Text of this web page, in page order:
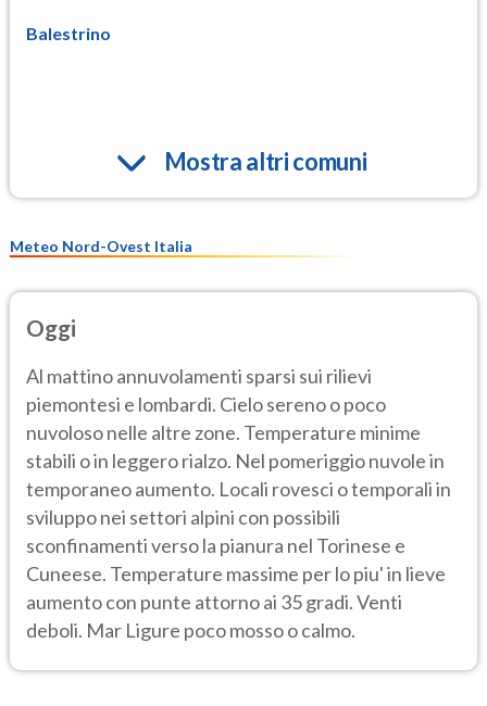
Balestrino
Mostra altri comuni
Meteo Nord-Ovest Italia
Oggi
Al mattino annuvolamenti sparsi sui rilievi
piemontesi e lombardi. Cielo sereno o poco
nuvoloso nelle altre zone. Temperature minime
stabili o in leggero rialzo. Nel pomeriggio nuvole in
temporaneo aumento. Locali rovesci o temporali in
sviluppo nei settori alpini con possibili
sconfinamenti verso la pianura nel Torinese e
Cuneese. Temperature massime per lo piu' in lieve
aumento con punte attorno ai 35 gradi. Venti
deboli. Mar Ligure poco mosso o calmo.